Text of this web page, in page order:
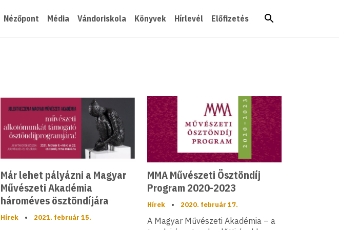
Nézőpont Média Vándoriskola Könyvek Hírlevél Előfizetés
Már lehet pályázni a Magyar
Művészeti Akadémia
hároméves ösztöndíjára
Hírek • 2021. február 15.
MMA Művészeti Ösztöndíj
Program 2020-2023
Hírek • 2020. február 17.
A Magyar Művészeti Akadémia – a